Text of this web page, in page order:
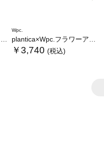
Wpc.
plantica×Wpc.フラワーアンブレラプラスティックmini
￥3,740 (税込)